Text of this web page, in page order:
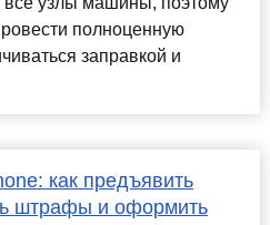
полноценную
заправкой и
как предъявить
штрафы и оформить